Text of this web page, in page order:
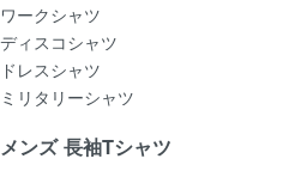
ワークシャツ
ディスコシャツ
ドレスシャツ
ミリタリーシャツ
メンズ 長袖Tシャツ